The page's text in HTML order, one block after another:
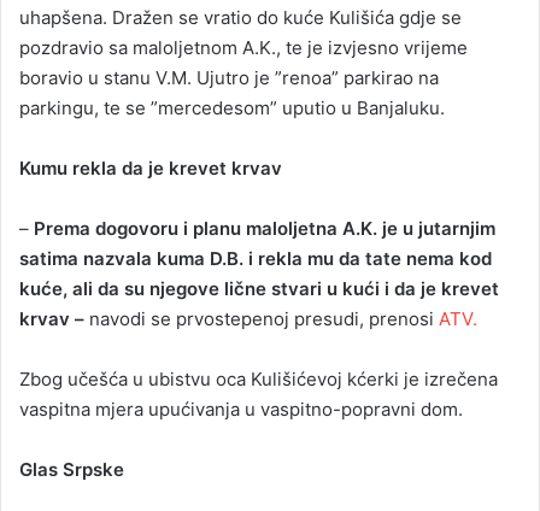
uhapšena. Dražen se vratio do kuće Kulišića gdje se
pozdravio sa maloljetnom A.K., te je izvjesno vrijeme
boravio u stanu V.M. Ujutro je ”renoa” parkirao na
parkingu, te se ”mercedesom” uputio u Banjaluku.
Kumu rekla da je krevet krvav
– Prema dogovoru i planu maloljetna A.K. je u jutarnjim
satima nazvala kuma D.B. i rekla mu da tate nema kod
kuće, ali da su njegove lične stvari u kući i da je krevet
krvav – navodi se prvostepenoj presudi, prenosi ATV.
Zbog učešća u ubistvu oca Kulišićevoj kćerki je izrečena
vaspitna mjera upućivanja u vaspitno-popravni dom.
Glas Srpske